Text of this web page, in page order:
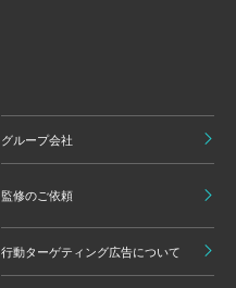
グループ会社
監修のご依頼
行動ターゲティング広告について